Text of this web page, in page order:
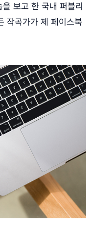
보고 한 국내 퍼블리
작곡가가 제 페이스북